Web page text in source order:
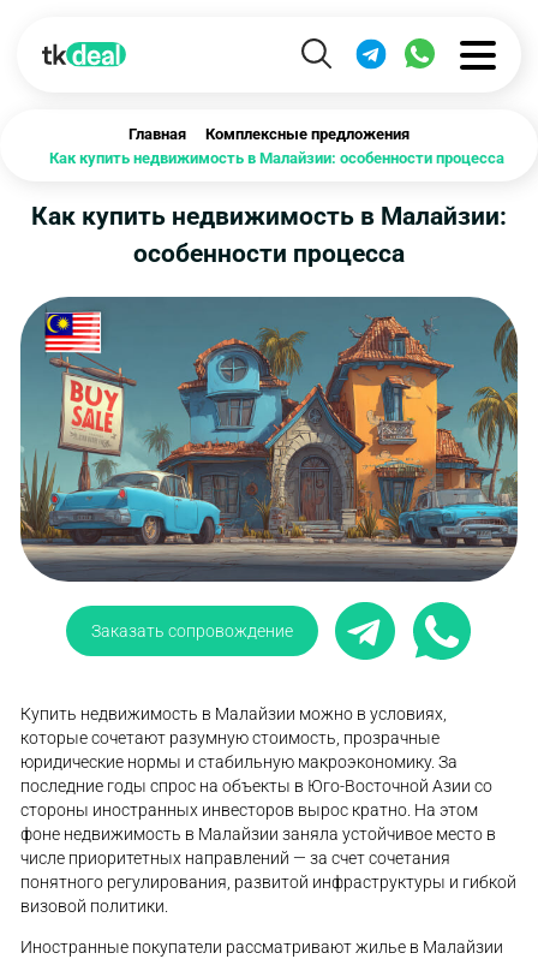
Главная
Комплексные предложения
Как купить недвижимость в Малайзии: особенности процесса
Как купить недвижимость в Малайзии:
особенности процесса
Заказать сопровождение
Купить недвижимость в Малайзии можно в условиях,
которые сочетают разумную стоимость, прозрачные
юридические нормы и стабильную макроэкономику. За
последние годы спрос на объекты в Юго-Восточной Азии со
стороны иностранных инвесторов вырос кратно. На этом
фоне недвижимость в Малайзии заняла устойчивое место в
числе приоритетных направлений — за счет сочетания
понятного регулирования, развитой инфраструктуры и гибкой
визовой политики.
Иностранные покупатели рассматривают жилье в Малайзии